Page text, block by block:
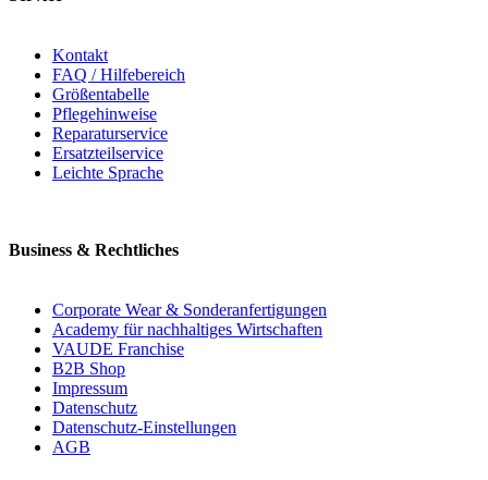
Kontakt
FAQ / Hilfebereich
Größentabelle
Pflegehinweise
Reparaturservice
Ersatzteilservice
Leichte Sprache
Business & Rechtliches
Corporate Wear & Sonderanfertigungen
Academy für nachhaltiges Wirtschaften
VAUDE Franchise
B2B Shop
Impressum
Datenschutz
Datenschutz-Einstellungen
AGB